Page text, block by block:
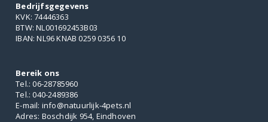
Bedrijfsgegevens
KVK: 74446363
BTW: NL001692453B03
IBAN: NL96 KNAB 0259 0356 10
Bereik ons
Tel.: 06-28785960
Tel.: 040-2489386
E-mail: info@natuurlijk-4pets.nl
Adres: Boschdijk 954, Eindhoven